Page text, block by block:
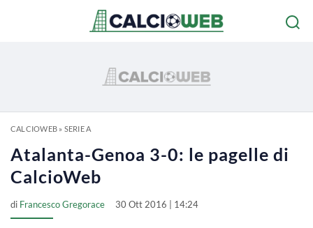
CALCIOWEB» SERIE A
Atalanta-Genoa 3-0: le pagelle di
CalcioWeb
di Francesco Gregorace 30 Ott 2016 | 14:24